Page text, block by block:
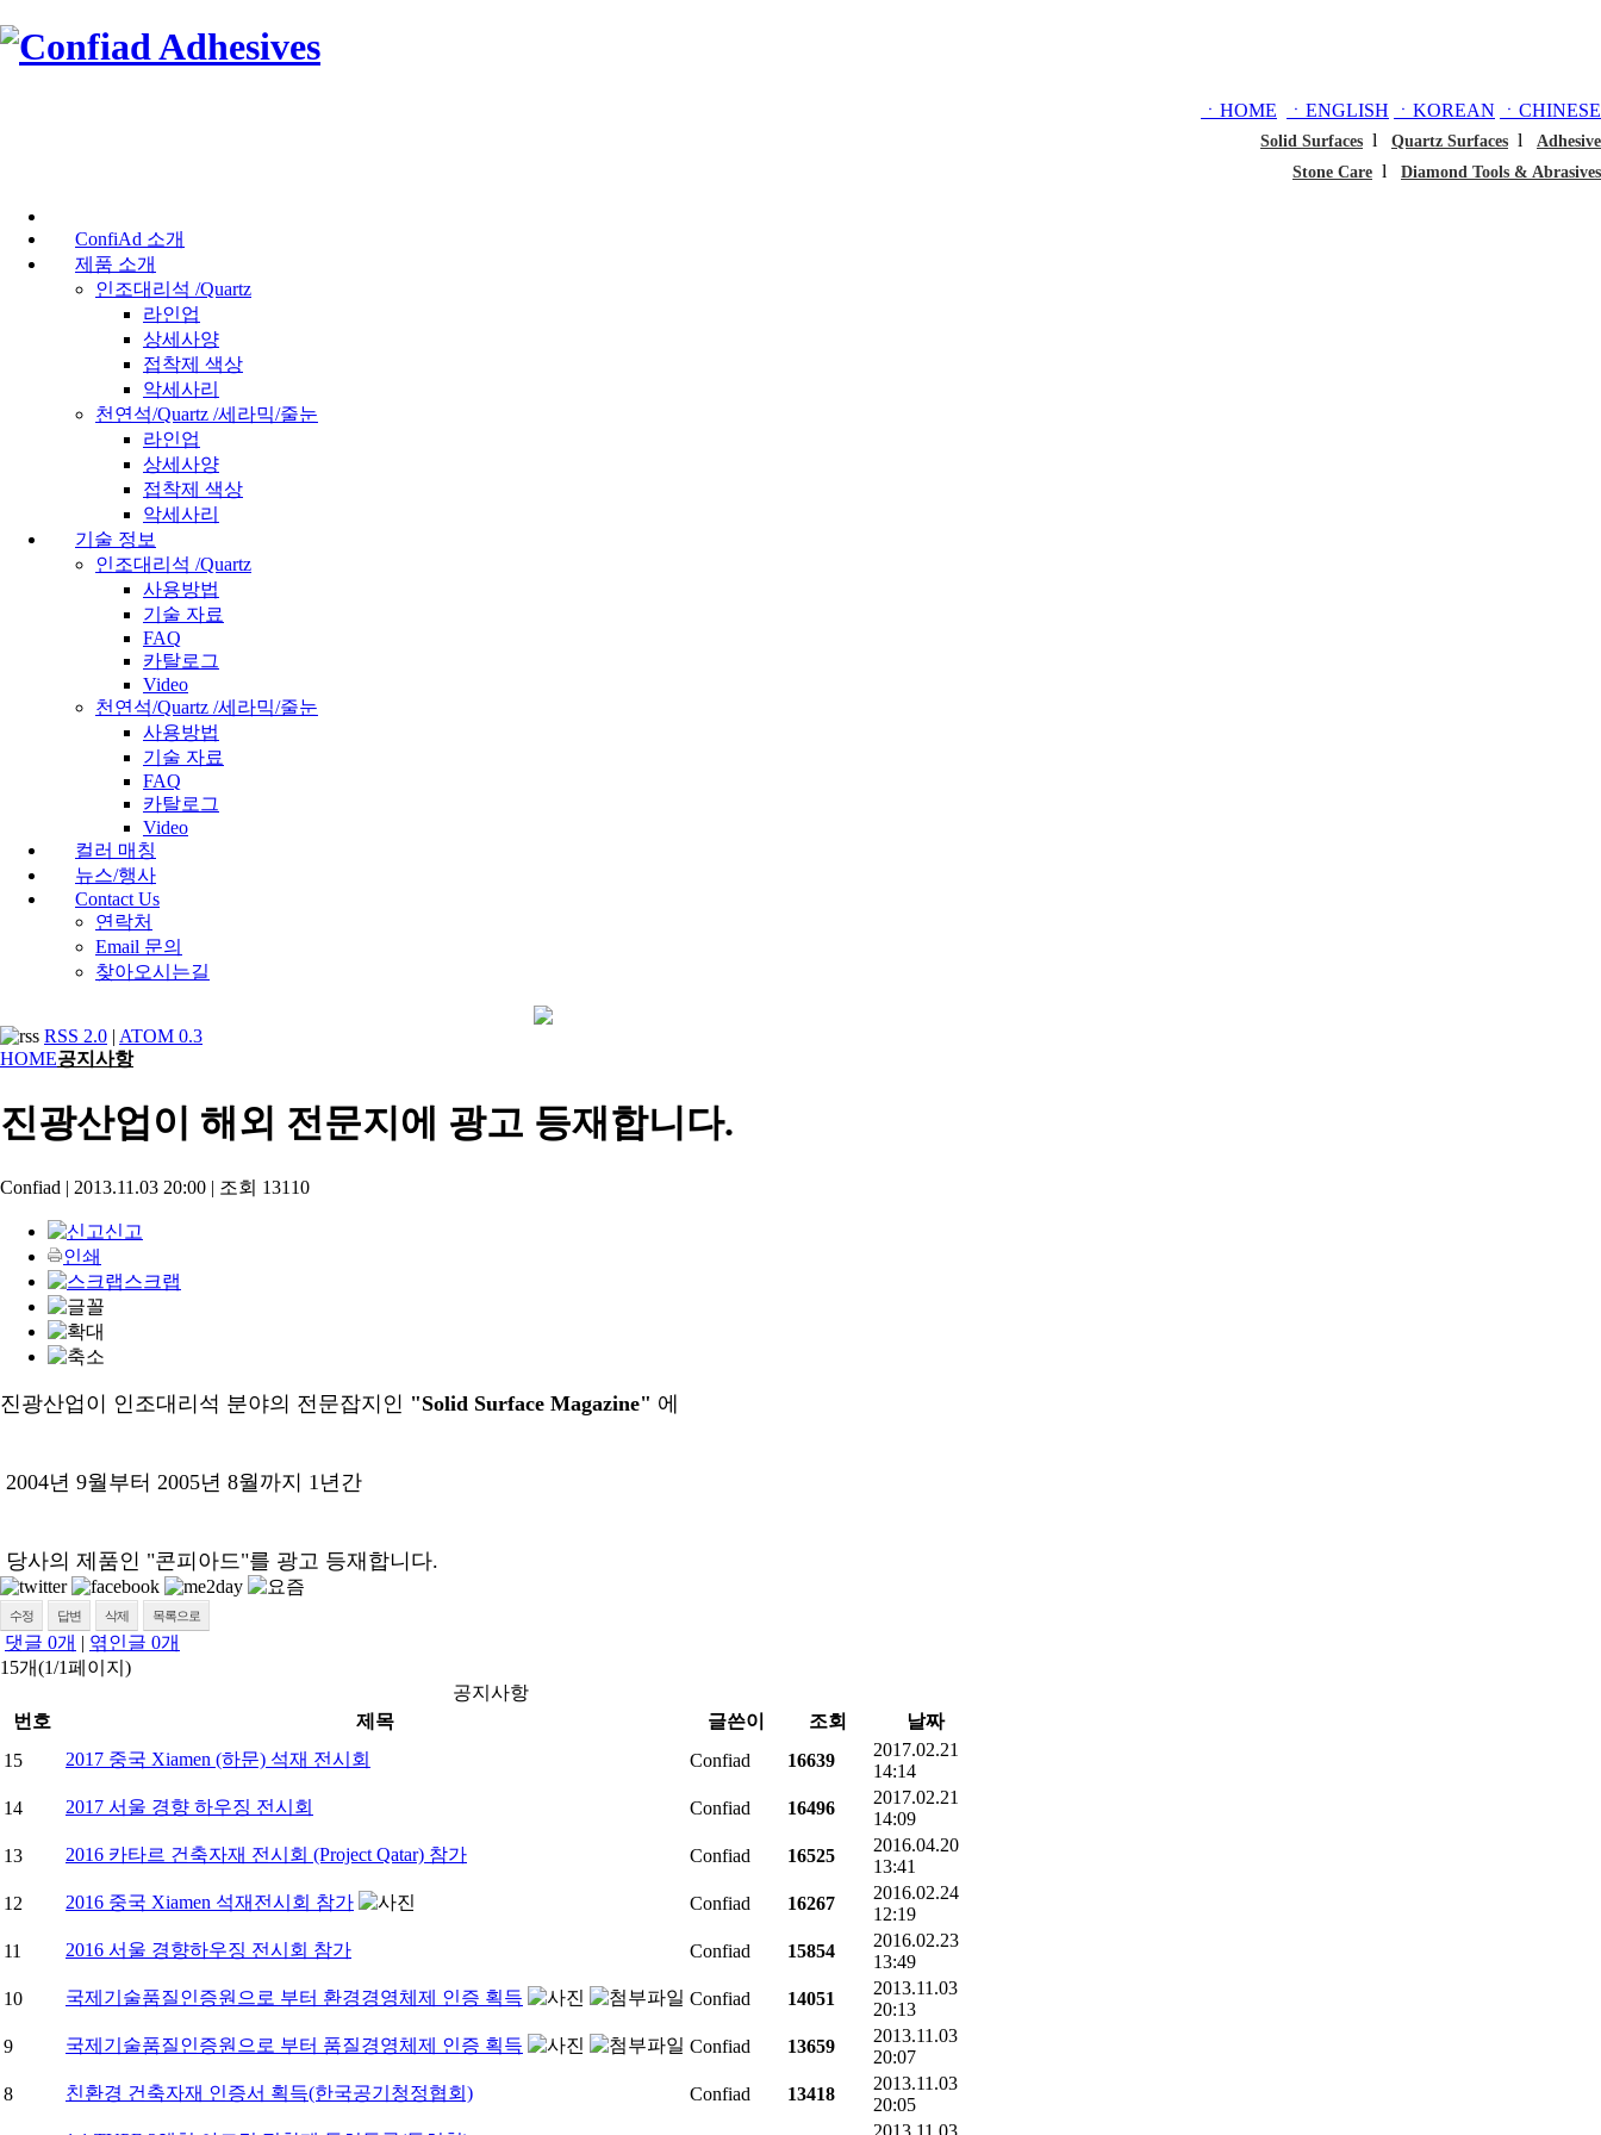
ㆍHOME ㆍENGLISH ㆍKOREAN ㆍCHINESE
Solid Surfaces l Quartz Surfaces l
Adhesive
Stone Care l Diamond Tools & Abrasives
ConfiAd 소개
제품 소개
인조대리석 /Quartz
라인업
상세사양
접착제 색상
악세사리
천연석/Quartz /세라믹/줄눈
라인업
상세사양
접착제 색상
악세사리
기술 정보
인조대리석 /Quartz
사용방법
기술 자료
FAQ
카탈로그
Video
천연석/Quartz /세라믹/줄눈
사용방법
기술 자료
FAQ
카탈로그
Video
컬러 매칭
뉴스/행사
Contact Us
연락처
Email 문의
찾아오시는길
RSS 2.0 | ATOM 0.3
HOME공지사항
진광산업이 해외 전문지에 광고 등재합니다.
Confiad | 2013.11.03 20:00 | 조회 13110
신고
인쇄
스크랩
진광산업이 인조대리석 분야의 전문잡지인 "Solid Surface Magazine" 에
2004년 9월부터 2005년 8월까지 1년간
당사의 제품인 "콘피아드"를 광고 등재합니다.
수정 답변 삭제 목록으로
댓글 0개 | 엮인글 0개
15개(1/1페이지)
공지사항
번호
제목 글쓴이 조회
날짜
15
2017 중국 Xiamen (하문) 석재 전시회 Confiad 16639
2017.02.21
14:14
14
2017 서울 경향 하우징 전시회 Confiad 16496
2017.02.21
14:09
13
2016 카타르 건축자재 전시회 (Project Qatar) 참가 Confiad 16525
2016.04.20
13:41
12
2016 중국 Xiamen 석재전시회 참가 Confiad 16267
2016.02.24
12:19
11
2016 서울 경향하우징 전시회 참가 Confiad 15854
2016.02.23
13:49
10
국제기술품질인증원으로 부터 환경경영체제 인증 획득 Confiad 14051
2013.11.03
20:13
9
국제기술품질인증원으로 부터 품질경영체제 인증 획득 Confiad 13659
2013.11.03
20:07
8
친환경 건축자재 인증서 획득(한국공기청정협회) Confiad 13418
2013.11.03
20:05
2013.11.03